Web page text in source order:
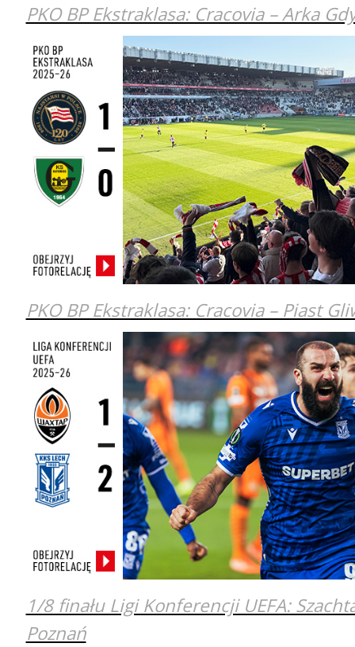
PKO BP Ekstraklasa: Cracovia – Arka
PKO BP Ekstraklasa: Cracovia – Piast
1/8 finału Ligi Konferencji UEFA:
Poznań